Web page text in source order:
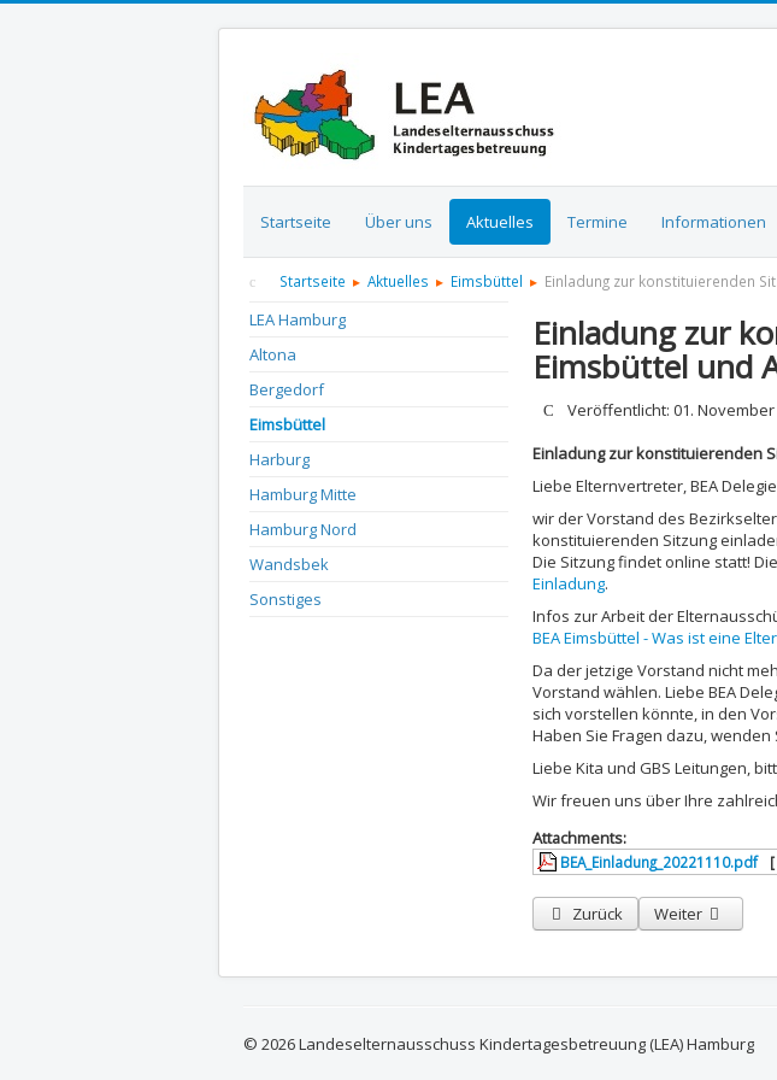
Startseite Über uns Aktuelles Termine Informationen
Startseite Aktuelles Eimsbüttel Einladung zur konstituierenden
LEA Hamburg
Altona
Bergedorf
Eimsbüttel
Harburg
Hamburg Mitte
Hamburg Nord
Wandsbek
Sonstiges
Einladung zur
Eimsbüttel und
DetailsVeröffentlicht: 01. November
Einladung zur konstituierenden
Liebe Elternvertreter, BEA
wir der Vorstand des
konstituierenden Sitzung
Die Sitzung findet online statt!
Einladung.
Infos zur Arbeit der
BEA Eimsbüttel - Was ist eine
Da der jetzige Vorstand nicht
Vorstand wählen. Liebe BEA
sich vorstellen könnte, in den
Haben Sie Fragen dazu, wenden
Liebe Kita und GBS Leitungen,
Wir freuen uns über Ihre
Attachments:
BEA_Einladung_20221110.pdf
Vorheriger Beitrag: Einladung
Zurück Nächster
Weiter
© 2026 Landeselternausschuss Kindertagesbetreuung (LEA) Hamburg